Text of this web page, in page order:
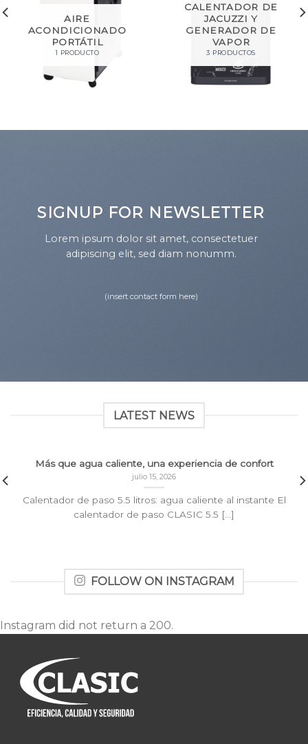
AIRE
ACONDICIONADO
PORTÁTIL
1 PRODUCTO
CALENTADOR DE
JACUZZI Y
GENERADOR DE
VAPOR
3 PRODUCTOS
SIGNUP FOR NEWSLETTER
Lorem ipsum dolor sit amet, consectetuer
adipiscing elit, sed diam nonumm.
(insert contact form here)
LATEST NEWS
Más que agua caliente, una experiencia de confort
julio 15, 2026
Calentador de paso 5.5 litros: agua caliente al instante El
calentador de paso CLASIC 5.5 [...]
FOLLOW ON INSTAGRAM
Instagram did not return a 200.